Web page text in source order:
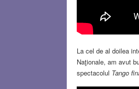
La cel de al doilea
Naţionale, am avut
spectacolul Tango